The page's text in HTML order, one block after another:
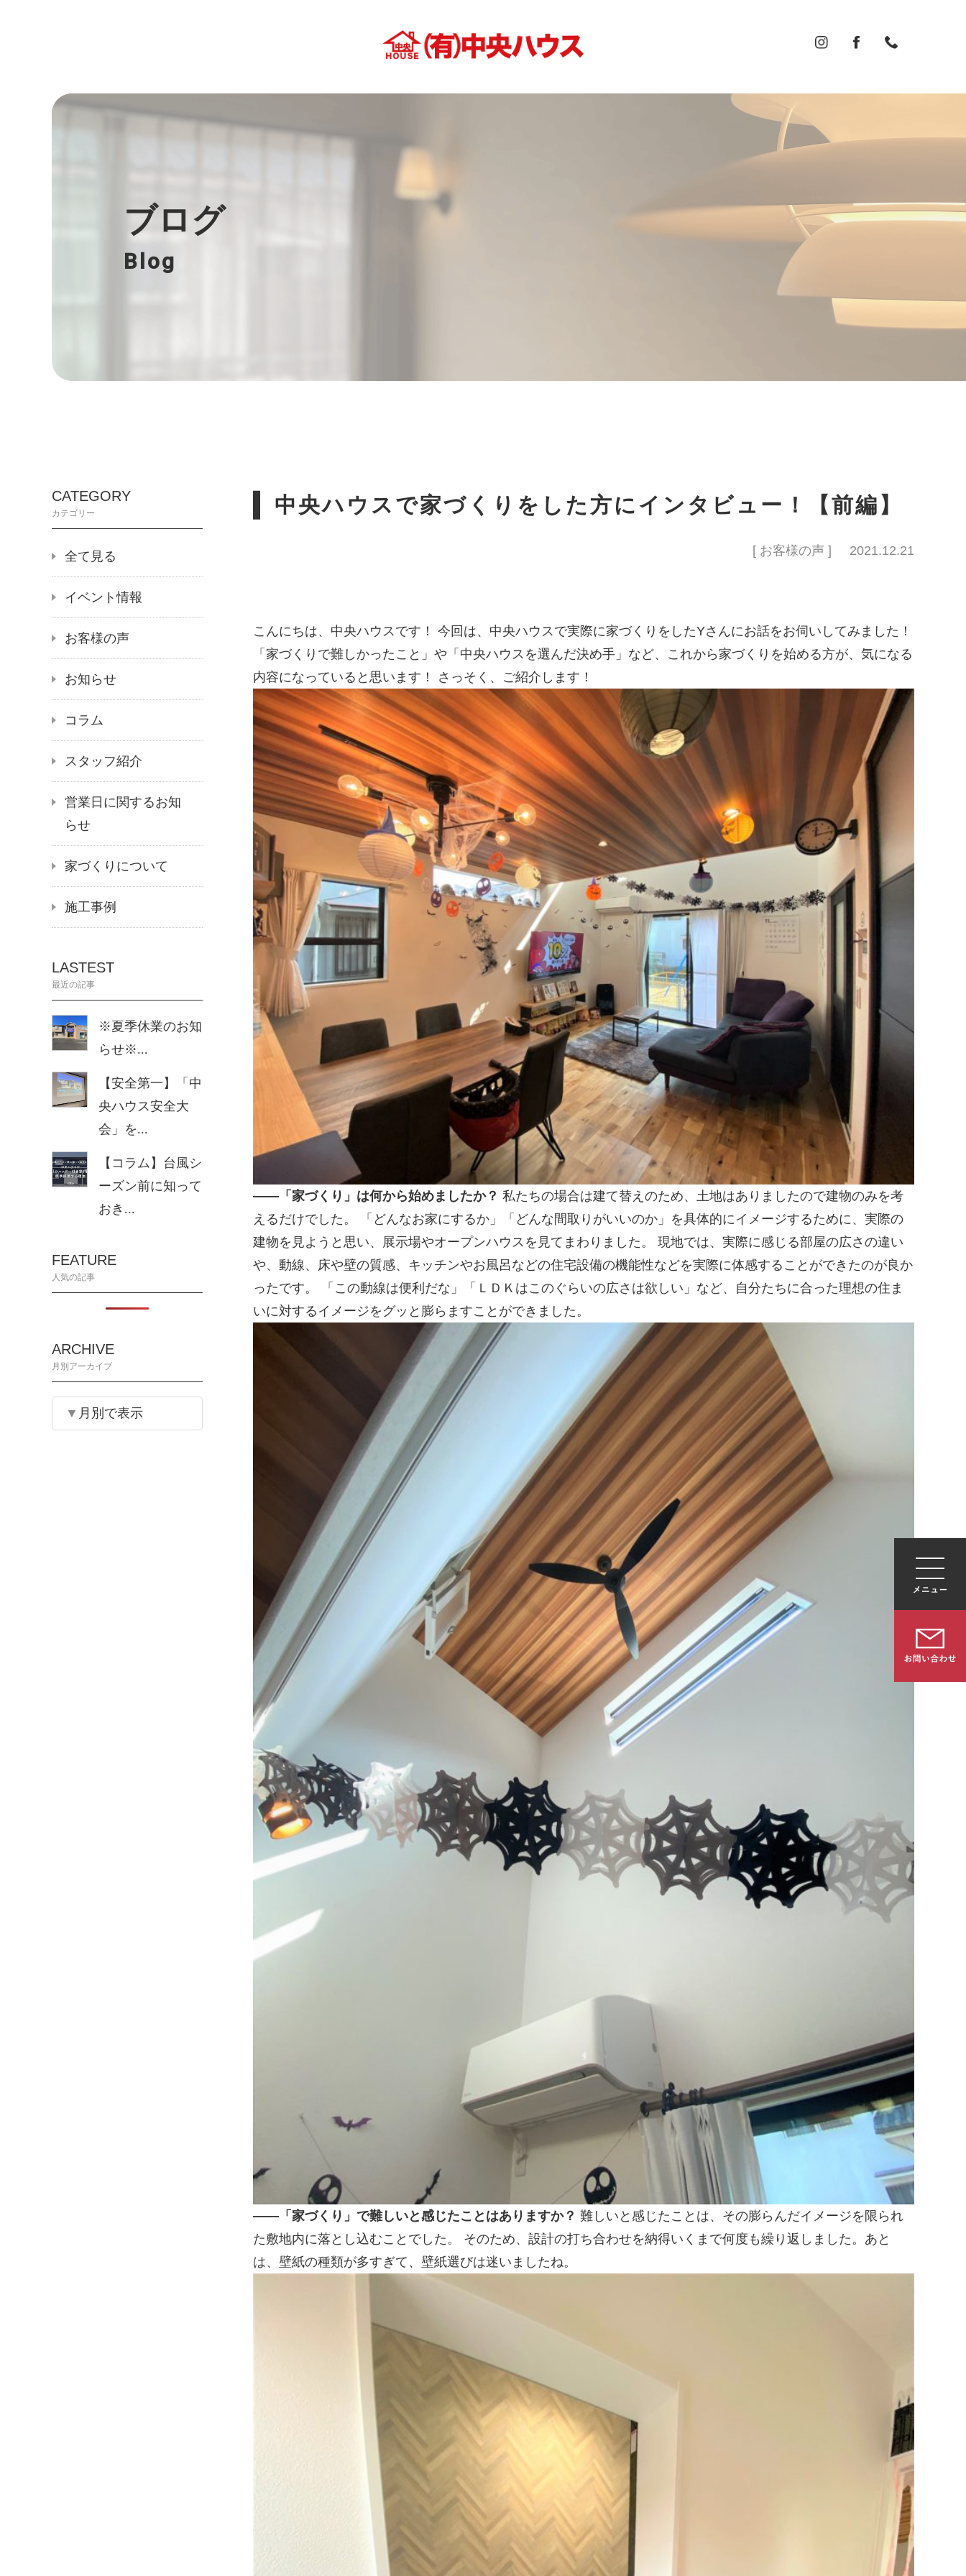
ブログ
Blog
CATEGORY
カテゴリー
全て見る
イベント情報
お客様の声
お知らせ
コラム
スタッフ紹介
営業日に関するお知
らせ
家づくりについて
施工事例
LASTEST
最近の記事
※夏季休業のお知
らせ※...
【安全第一】「中
央ハウス安全大
会」を...
【コラム】台風シ
ーズン前に知って
おき...
FEATURE
人気の記事
ARCHIVE
月別アーカイブ
月別で表示
中央ハウスで家づくりをした方にインタビュー！【前編】
[ お客様の声 ] 2021.12.21
こんにちは、中央ハウスです！ 今回は、中央ハウスで実際に家づくりをしたYさんにお話をお伺いしてみました！
「家づくりで難しかったこと」や「中央ハウスを選んだ決め手」など、これから家づくりを始める方が、気になる
内容になっていると思います！ さっそく、ご紹介します！
——「家づくり」は何から始めましたか？ 私たちの場合は建て替えのため、土地はありましたので建物のみを考
えるだけでした。 「どんなお家にするか」「どんな間取りがいいのか」を具体的にイメージするために、実際の
建物を見ようと思い、展示場やオープンハウスを見てまわりました。 現地では、実際に感じる部屋の広さの違い
や、動線、床や壁の質感、キッチンやお風呂などの住宅設備の機能性などを実際に体感することができたのが良か
ったです。 「この動線は便利だな」「ＬＤＫはこのぐらいの広さは欲しい」など、自分たちに合った理想の住ま
いに対するイメージをグッと膨らますことができました。
——「家づくり」で難しいと感じたことはありますか？ 難しいと感じたことは、その膨らんだイメージを限られ
た敷地内に落とし込むことでした。 そのため、設計の打ち合わせを納得いくまで何度も繰り返しました。あと
は、壁紙の種類が多すぎて、壁紙選びは迷いましたね。